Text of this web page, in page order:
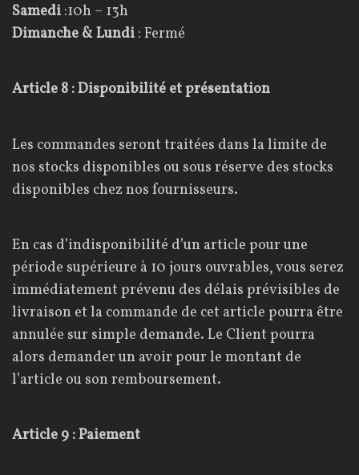
Samedi :10h – 13h
Dimanche & Lundi : Fermé
Article 8 : Disponibilité et présentation
Les commandes seront traitées dans la limite de
nos stocks disponibles ou sous réserve des stocks
disponibles chez nos fournisseurs.
En cas d’indisponibilité d’un article pour une
période supérieure à 10 jours ouvrables, vous serez
immédiatement prévenu des délais prévisibles de
livraison et la commande de cet article pourra être
annulée sur simple demande. Le Client pourra
alors demander un avoir pour le montant de
l’article ou son remboursement.
Article 9 : Paiement